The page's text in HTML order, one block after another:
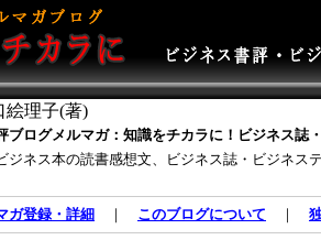
絵理子(著)
ブログメルマガ：知識をチカラに！ビジネス誌
ジネス本の読書感想文、ビジネス誌・ビジネ
ガ登録・詳細 ｜ このブログについて ｜